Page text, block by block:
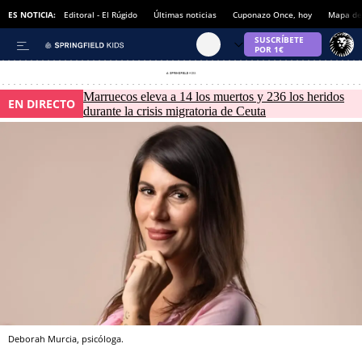
ES NOTICIA: Editoral - El Rúgido Últimas noticias Cuponazo Once, hoy Mapa
EN DIRECTO Marruecos eleva a 14 los muertos y 236 los heridos
durante la crisis migratoria de Ceuta
Deborah Murcia, psicóloga.